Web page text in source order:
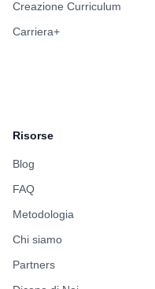
Indice Benessere
su stipendi e aziende.